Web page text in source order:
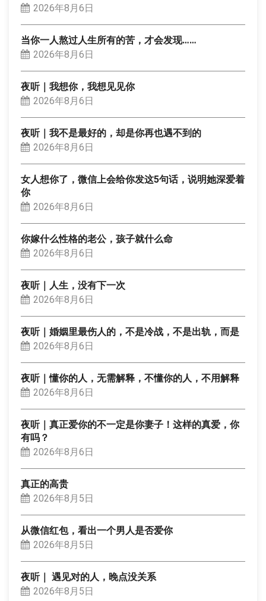
2026年8月6日
当你一人熬过人生所有的苦，才会发现……
2026年8月6日
夜听｜我想你，我想见见你
2026年8月6日
夜听｜我不是最好的，却是你再也遇不到的
2026年8月6日
女人想你了，微信上会给你发这5句话，说明她深爱着
你
2026年8月6日
你嫁什么性格的老公，孩子就什么命
2026年8月6日
夜听｜人生，没有下一次
2026年8月6日
夜听｜婚姻里最伤人的，不是冷战，不是出轨，而是
2026年8月6日
夜听｜懂你的人，无需解释，不懂你的人，不用解释
2026年8月6日
夜听｜真正爱你的不一定是你妻子！这样的真爱，你
有吗？
2026年8月6日
真正的高贵
2026年8月5日
从微信红包，看出一个男人是否爱你
2026年8月5日
夜听｜ 遇见对的人，晚点没关系
2026年8月5日